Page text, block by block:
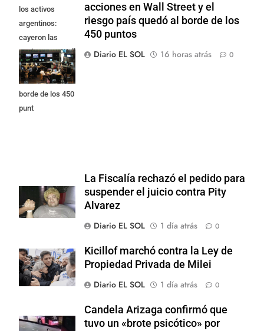
los activos
argentinos:
cayeron las
acciones en Wall
Street y el riesgo
país quedó al
borde de los 450
punt
acciones en Wall Street y el
riesgo país quedó al borde de los
450 puntos
Diario EL SOL
16 horas atrás 0
La Fiscalía rechazó el pedido para
suspender el juicio contra Pity
Alvarez
Diario EL SOL
1 día atrás 0
Kicillof marchó contra la Ley de
Propiedad Privada de Milei
Diario EL SOL
1 día atrás 0
Candela Arizaga confirmó que
tuvo un «brote psicótico» por